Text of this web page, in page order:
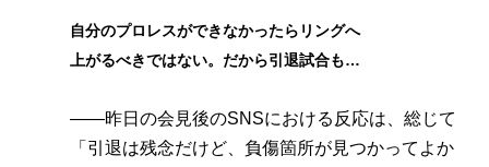
自分のプロレスができなかったらリングへ
上がるべきではない。だから引退試合も…
――昨日の会見後のSNSにおける反応は、総じて
「引退は残念だけど、負傷箇所が見つかってよか